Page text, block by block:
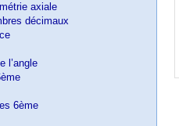
axiale
décimaux
l’angle
6ème